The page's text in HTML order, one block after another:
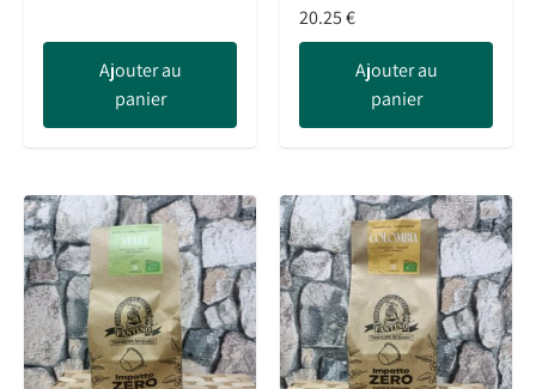
Ajouter au
panier
20.25€
Ajouter au
panier